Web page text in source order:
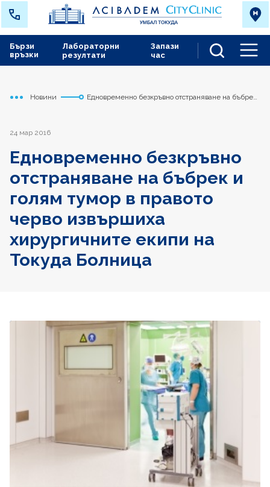
Лабораторни
резултати
Запази
час
Бързи
връзки
Начало
Токуда
Новини
Едновременно безкръвно отстраняване на бъбрек
24 мар 2016
Едновременно безкръвно
отстраняване на бъбрек и
голям тумор в правото
черво извършиха
хирургичните екипи на
Токуда Болница